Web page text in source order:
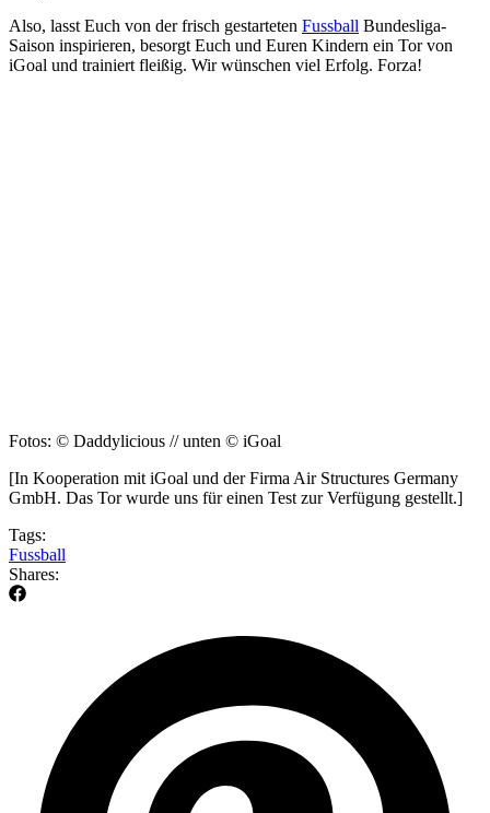
Also, lasst Euch von der frisch gestarteten Fussball Bundesliga-
Saison inspirieren, besorgt Euch und Euren Kindern ein Tor von
iGoal und trainiert fleißig. Wir wünschen viel Erfolg. Forza!
Fotos: © Daddylicious // unten © iGoal
[In Kooperation mit iGoal und der Firma Air Structures Germany
GmbH. Das Tor wurde uns für einen Test zur Verfügung gestellt.]
Tags:
Fussball
Shares: